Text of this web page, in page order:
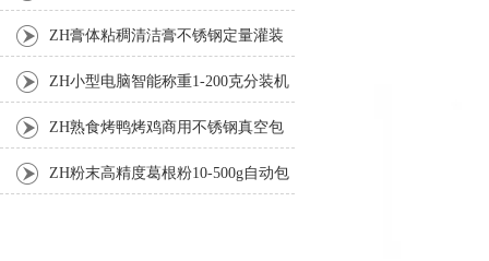
ZH膏体粘稠清洁膏不锈钢定量灌装
机厂家 ZH小型电脑智能称重1-200克分装机
ZH熟食烤鸭烤鸡商用不锈钢真空包
装机 ZH粉末高精度葛根粉10-500g自动包